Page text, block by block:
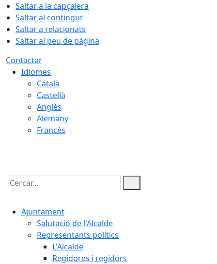
Saltar a la capçalera
Saltar al contingut
Saltar a relacionats
Saltar al peu de pàgina
Contactar
Idiomes
Català
Castellà
Anglès
Alemany
Francès
Cercar:
Ajuntament
Salutació de l'Alcalde
Representants polítics
L'Alcalde
Regidores i regidors